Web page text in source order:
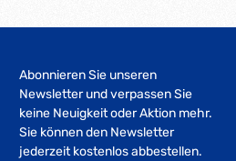
Abonnieren Sie unseren
Newsletter und verpassen Sie
keine Neuigkeit oder Aktion mehr.
Sie können den Newsletter
jederzeit kostenlos abbestellen.